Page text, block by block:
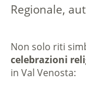
Regionale,
Non solo riti
celebrazioni
in Val Venosta: